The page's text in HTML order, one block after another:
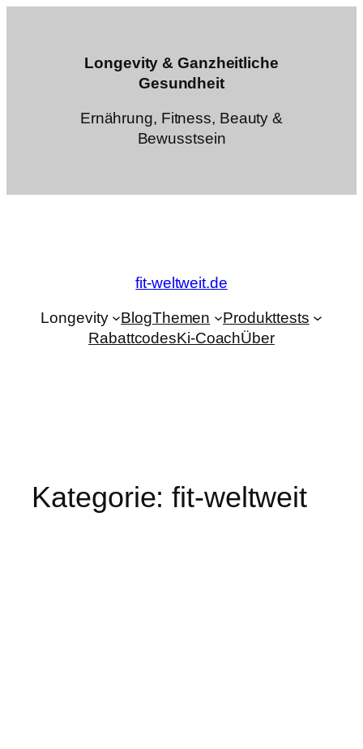
Longevity & Ganzheitliche
Gesundheit
Ernährung, Fitness, Beauty &
Bewusstsein
fit-weltweit.de
Longevity BlogThemen
Produkttests
RabattcodesKi-CoachÜber
Kategorie:fit-weltweit